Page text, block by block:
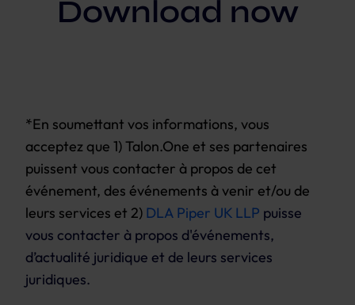
Download now
*En soumettant vos informations, vous
acceptez que 1)Talon.One et ses partenaires
puissent vous contacter à propos de cet
événement, des événements à venir et/ou de
leurs services et 2) DLA Piper UK LLP puisse
vous contacter à propos d'événements,
d’actualité juridique et de leurs services
juridiques.